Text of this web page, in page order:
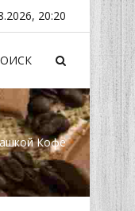
20:20
Кофе